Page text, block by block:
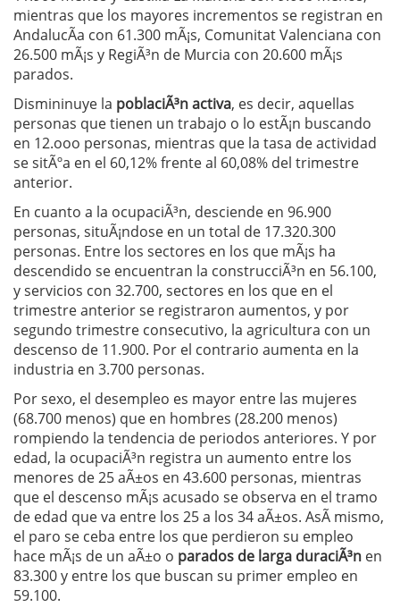
mientras que los mayores incrementos se registran en
AndalucÃ­a con 61.300 mÃ¡s, Comunitat Valenciana con
26.500 mÃ¡s y RegiÃ³n de Murcia con 20.600 mÃ¡s
parados.
Dismininuye la poblaciÃ³n activa, es decir, aquellas
personas que tienen un trabajo o lo estÃ¡n buscando
en 12.ooo personas, mientras que la tasa de actividad
se sitÃºa en el 60,12% frente al 60,08% del trimestre
anterior.
En cuanto a la ocupaciÃ³n, desciende en 96.900
personas, situÃ¡ndose en un total de 17.320.300
personas. Entre los sectores en los que mÃ¡s ha
descendido se encuentran la construcciÃ³n en 56.100,
y servicios con 32.700, sectores en los que en el
trimestre anterior se registraron aumentos, y por
segundo trimestre consecutivo, la agricultura con un
descenso de 11.900. Por el contrario aumenta en la
industria en 3.700 personas.
Por sexo, el desempleo es mayor entre las mujeres
(68.700 menos) que en hombres (28.200 menos)
rompiendo la tendencia de periodos anteriores. Y por
edad, la ocupaciÃ³n registra un aumento entre los
menores de 25 aÃ±os en 43.600 personas, mientras
que el descenso mÃ¡s acusado se observa en el tramo
de edad que va entre los 25 a los 34 aÃ±os. AsÃ­ mismo,
el paro se ceba entre los que perdieron su empleo
hace mÃ¡s de un aÃ±o o parados de larga duraciÃ³n en
83.300 y entre los que buscan su primer empleo en
59.100.